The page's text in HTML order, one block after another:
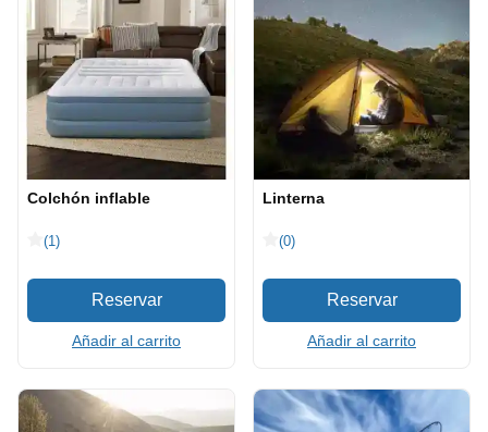
Colchón inflable
(1)
Añadir al carrito
Linterna
(0)
Añadir al carrito